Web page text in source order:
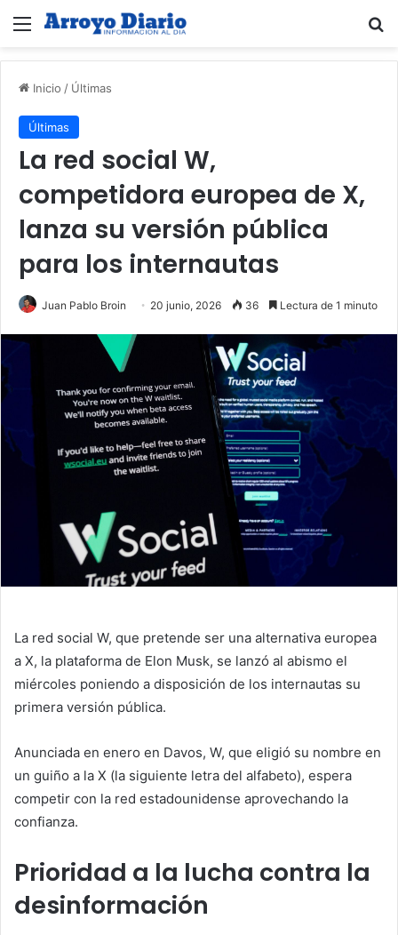
Menú
Inicio / Últimas
Últimas
La red social W,
competidora europea de X,
lanza su versión pública
para los internautas
Juan Pablo Broin 20 junio, 2026 36 Lectura de 1 minuto
La red social W, que pretende ser una alternativa europea
a X, la plataforma de Elon Musk, se lanzó al abismo el
miércoles poniendo a disposición de los internautas su
primera versión pública.
Anunciada en enero en Davos, W, que eligió su nombre en
un guiño a la X (la siguiente letra del alfabeto), espera
competir con la red estadounidense aprovechando la
confianza.
Prioridad a la lucha contra la
desinformación